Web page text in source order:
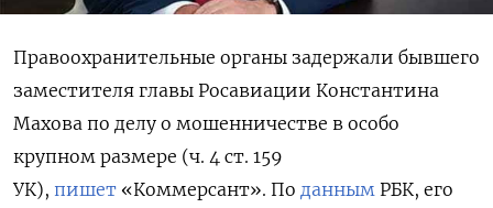
Правоохранительные органы задержали бывшего
заместителя главы Росавиации Константина
Махова по делу о мошенничестве в особо
крупном размере (ч. 4 ст. 159
УК), пишет «Коммерсант». По данным РБК, его